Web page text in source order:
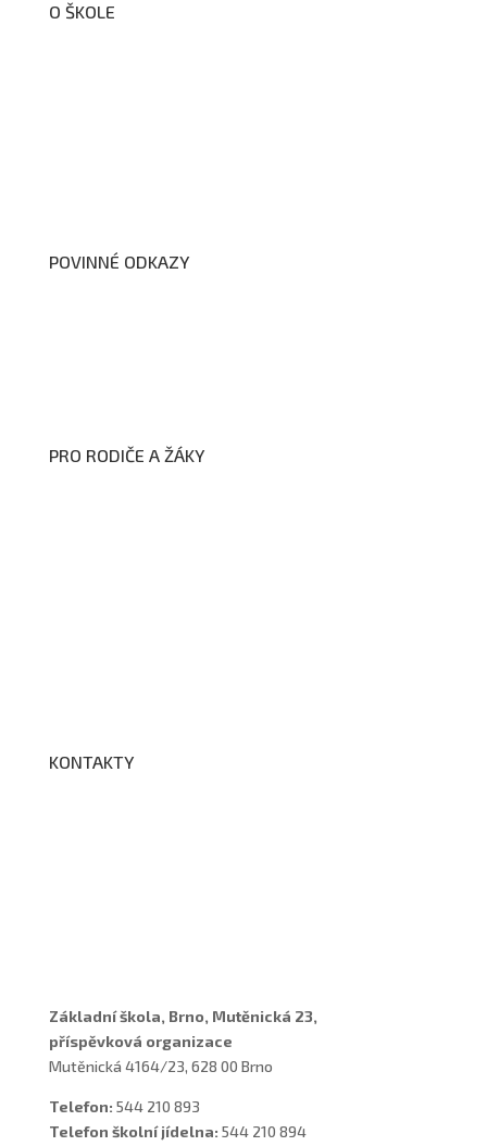
O ŠKOLE
POVINNÉ ODKAZY
PRO RODIČE A ŽÁKY
KONTAKTY
Základní škola, Brno, Mutěnická 23,
příspěvková organizace
Mutěnická 4164/23, 628 00 Brno
Telefon: 544 210 893
Telefon školní jídelna: 544 210 894